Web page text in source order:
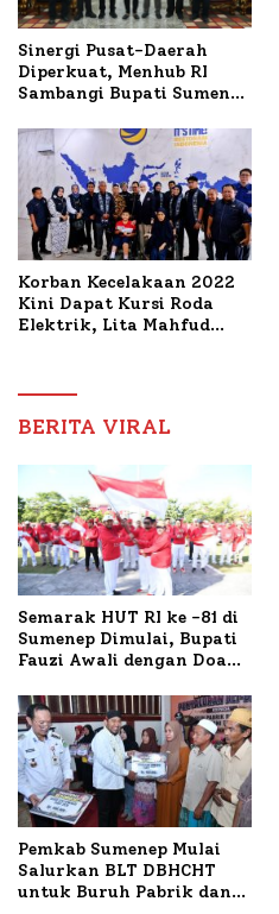
Sinergi Pusat-Daerah
Diperkuat, Menhub RI
Sambangi Bupati Sumenep
Mutiara Sentosa II
Korban Kecelakaan 2022
Kini Dapat Kursi Roda
Elektrik, Lita Mahfud
Nabil
BERITA VIRAL
Semarak HUT RI ke -81 di
Sumenep Dimulai, Bupati
Fauzi Awali dengan Doa
Terbakar
Pemkab Sumenep Mulai
Salurkan BLT DBHCHT
untuk Buruh Pabrik dan